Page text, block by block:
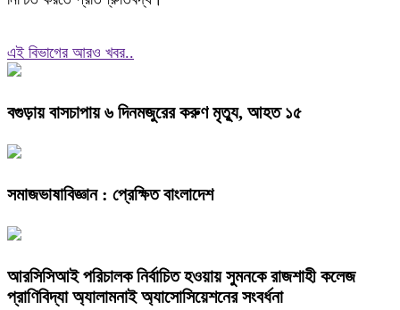
এই বিভাগের আরও খবর..
বগুড়ায় বাসচাপায় ৬ দিনমজুরের করুণ মৃত্যু, আহত ১৫
সমাজভাষাবিজ্ঞান : প্রেক্ষিত বাংলাদেশ
আরসিসিআই পরিচালক নির্বাচিত হওয়ায় সুমনকে রাজশাহী কলেজ
প্রাণিবিদ্যা অ্যালামনাই অ্যাসোসিয়েশনের সংবর্ধনা